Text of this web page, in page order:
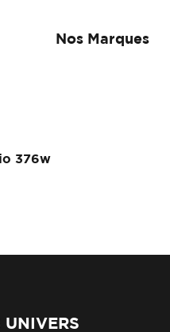
Nos Marques
376w
UNIVERS